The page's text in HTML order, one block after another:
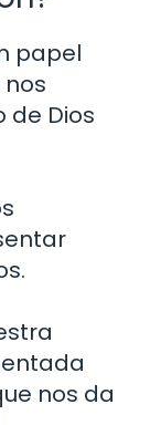
papel
de Dios
nos da